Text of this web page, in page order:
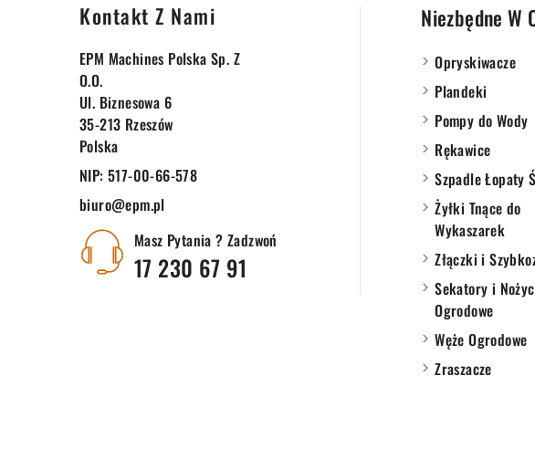
Kontakt Z Nami
EPM Machines Polska Sp. Z
O.o.
Ul. Biznesowa 6
35-213 Rzeszów
Polska
NIP: 517-00-66-578
biuro@epm.pl
Masz Pytania ? Zadzwoń
17 230 67 91
Niezbędne W
Opryskiwacze
Plandeki
Pompy do Wody
Rękawice
Szpadle Łopaty
Żyłki Tnące do
Wykaszarek
Złączki i
Sekatory i
Ogrodowe
Węże Ogrodowe
Zraszacze